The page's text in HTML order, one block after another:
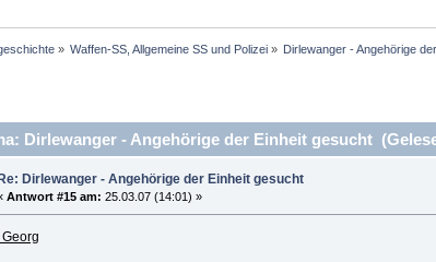
» Waffen-SS, Allgemeine SS und Polizei » Dirlewanger - Angehörige
Dirlewanger - Angehörige der Einheit gesucht
Re: Dirlewanger - Angehörige der Einheit gesucht
Antwort #15 am: 25.03.07 (14:01) »